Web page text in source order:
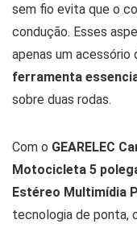
sem fio evita que o
condução. Esses
apenas um
ferramenta
sobre duas rodas.
Com o GEARELEC
Motocicleta 5
Estéreo Multimídia
tecnologia de ponta,